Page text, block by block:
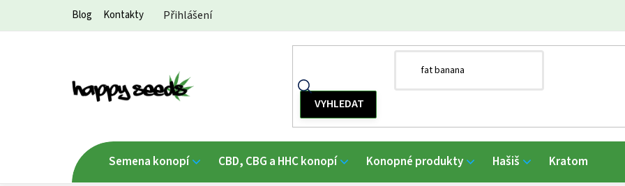
Blog Kontakty Přihlášení
Semena konopí CBD, CBG a HHC konopí Konopné produkty Hašiš Kratom